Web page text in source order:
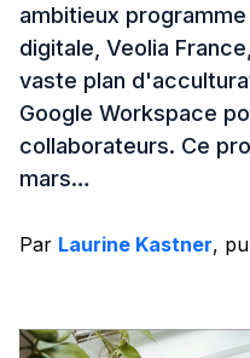
ambitieux
digitale, Veolia
vaste plan
Google Workspace
collaborateurs. Ce
mars…
Par Laurine Kastner,